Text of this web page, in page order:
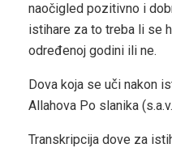
naočigled pozitivno i
istihare za to treba li se
određenoj godini ili ne.
Dova koja se uči nakon
Allahova Po­ slanika
Transkripcija dove za